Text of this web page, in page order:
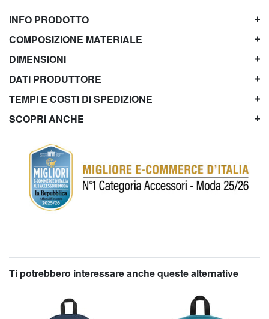
INFO PRODOTTO
COMPOSIZIONE MATERIALE
DIMENSIONI
DATI PRODUTTORE
TEMPI E COSTI DI SPEDIZIONE
SCOPRI ANCHE
Ti potrebbero interessare anche queste alternative